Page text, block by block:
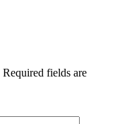
Required fields are